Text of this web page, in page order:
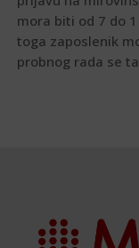
mora biti od 7 do
toga zaposlenik
probnog rada se